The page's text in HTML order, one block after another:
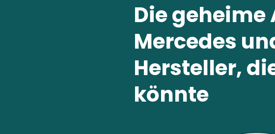
Die
Mercedes
Hersteller,
könnte